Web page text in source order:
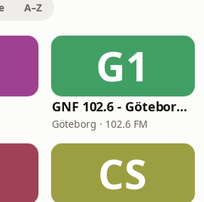
A–Z
G1
GNF 102.6 - Göteborgs Närradioförening
Göteborg · 102.6 FM
CS